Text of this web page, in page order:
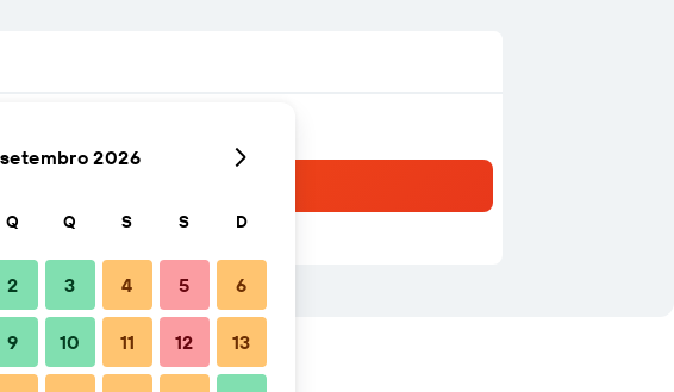
próximos
setembro 2026
Q Q S S D
2 3 4 5 6
9 10 11 12 13